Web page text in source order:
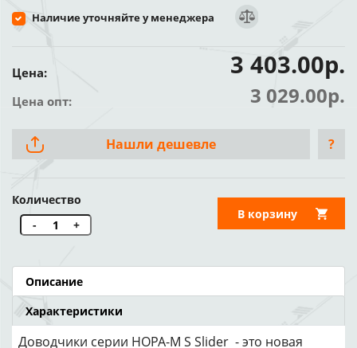
Наличие уточняйте у менеджера
Цена: 3 403.00р.
Цена опт: 3 029.00р.
Нашли дешевле ?
Количество
-
+
В корзину
Описание
Характеристики
Доводчики серии НОРА-М S Slider - это новая